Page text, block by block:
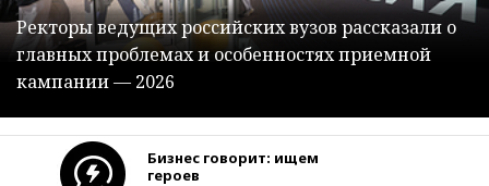
Ректоры ведущих российских вузов рассказали о
главных проблемах и особенностях приемной
кампании — 2026
Бизнес говорит: ищем
героев